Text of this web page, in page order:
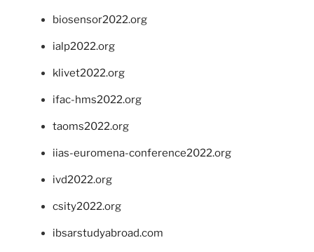
biosensor2022.org
ialp2022.org
klivet2022.org
ifac-hms2022.org
taoms2022.org
iias-euromena-conference2022.org
ivd2022.org
csity2022.org
ibsarstudyabroad.com